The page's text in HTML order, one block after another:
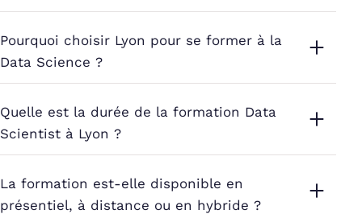
Pourquoi choisir Lyon pour se former à la
Data Science ?
Quelle est la durée de la formation Data
Scientist à Lyon ?
La formation est-elle disponible en
présentiel, à distance ou en hybride ?